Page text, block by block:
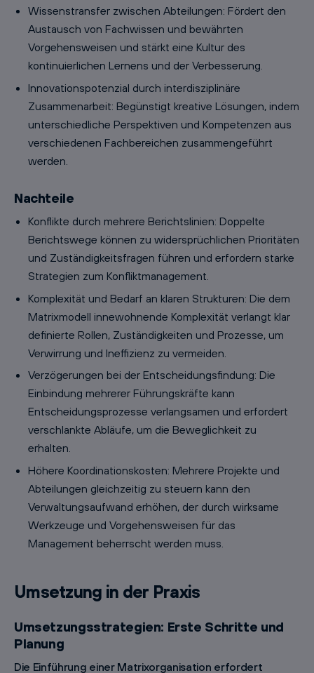
Wissenstransfer zwischen Abteilungen: Fördert den
Austausch von Fachwissen und bewährten
Vorgehensweisen und stärkt eine Kultur des
kontinuierlichen Lernens und der Verbesserung.
Innovationspotenzial durch interdisziplinäre
Zusammenarbeit: Begünstigt kreative Lösungen, indem
unterschiedliche Perspektiven und Kompetenzen aus
verschiedenen Fachbereichen zusammengeführt
werden.
Nachteile
Konflikte durch mehrere Berichtslinien: Doppelte
Berichtswege können zu widersprüchlichen Prioritäten
und Zuständigkeitsfragen führen und erfordern starke
Strategien zum Konfliktmanagement.
Komplexität und Bedarf an klaren Strukturen: Die dem
Matrixmodell innewohnende Komplexität verlangt klar
definierte Rollen, Zuständigkeiten und Prozesse, um
Verwirrung und Ineffizienz zu vermeiden.
Verzögerungen bei der Entscheidungsfindung: Die
Einbindung mehrerer Führungskräfte kann
Entscheidungsprozesse verlangsamen und erfordert
verschlankte Abläufe, um die Beweglichkeit zu
erhalten.
Höhere Koordinationskosten: Mehrere Projekte und
Abteilungen gleichzeitig zu steuern kann den
Verwaltungsaufwand erhöhen, der durch wirksame
Werkzeuge und Vorgehensweisen für das
Management beherrscht werden muss.
Umsetzung in der Praxis
Umsetzungsstrategien: Erste Schritte und
Planung
Die Einführung einer Matrixorganisation erfordert